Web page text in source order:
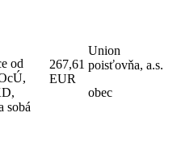
od
sobá
267,61
EUR
Union
poisťovňa, a.s.
obec